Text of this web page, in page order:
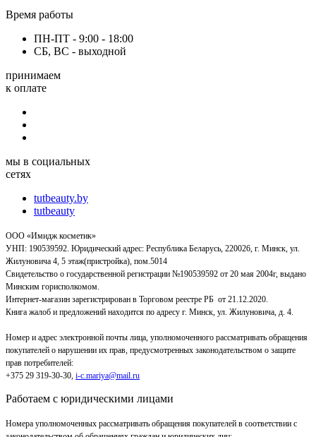
Время работы
ПН-ПТ - 9:00 - 18:00
СБ, ВС - выходной
принимаем
к оплате
мы в социальных
сетях
tutbeauty.by
tutbeauty
ООО «Имидж косметик»
УНП: 190539592. Юридический адрес: Республика Беларусь, 220026, г. Минск, ул.
Жилуновича 4, 5 этаж(пристройка), пом.5014
Свидетельство о государственной регистрации №190539592 от 20 мая 2004г, выдано
Минским горисполкомом.
Интернет-магазин зарегистрирован в Торговом реестре РБ от 21.12.2020.
Книга жалоб и предложений находится по адресу г. Минск, ул. Жилуновича, д. 4.
Номер и адрес электронной почты лица, уполномоченного рассматривать обращения
покупателей о нарушении их прав, предусмотренных законодательством о защите
прав потребителей:
+375 29 319-30-30, i-c.mariya@mail.ru
Работаем с юридическими лицами
Номера уполномоченных рассматривать обращения покупателей в соответствии с